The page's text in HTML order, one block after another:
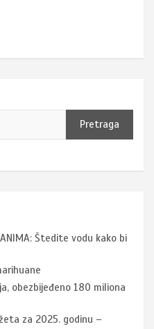
Pretraga
Štedite vodu kako bi
obezbijeđeno 180 miliona
za 2025. godinu –